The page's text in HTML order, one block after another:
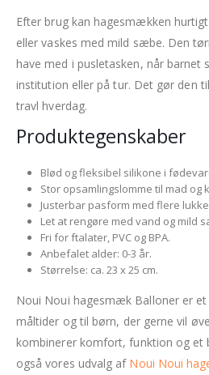
Efter brug kan hagesmækken
eller vaskes med mild sæbe. Den
have med i pusletasken, når barnet
institution eller på tur. Det gør den
travl hverdag.
Produktegenskaber
Blød og fleksibel silikone i
Stor opsamlingslomme til mad og
Justerbar pasform med flere
Let at rengøre med vand og mild
Fri for ftalater, PVC og BPA.
Anbefalet alder: 0-3 år.
Størrelse: ca. 23 x 25 cm.
Noui Noui hagesmæk Balloner er
måltider og til børn, der gerne vil
kombinerer komfort, funktion og et
også vores udvalg af Noui Noui